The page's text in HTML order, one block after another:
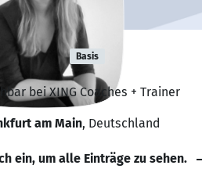
Zuta Basis
bei XING Coaches + Trainer
am Main, Deutschland
ein, um alle Einträge zu sehen.